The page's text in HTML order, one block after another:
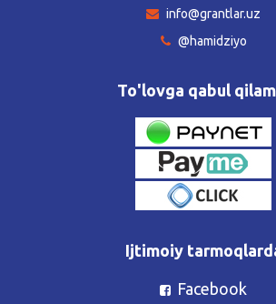
info@grantlar.uz
@hamidziyo
To'lovga qabul
Ijtimoiy
Facebook